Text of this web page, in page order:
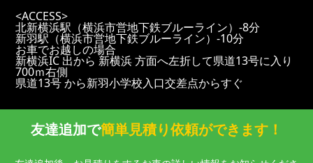
<ACCESS>
北新横浜駅（横浜市営地下鉄ブルーライン）-8分
新羽駅（横浜市営地下鉄ブルーライン）-10分
お車でお越しの場合
新横浜IC 出から 新横浜 方面へ左折して県道13号に入り
700ｍ右側
県道13号 から新羽小学校入口交差点からすぐ
友達追加で簡単見積り依頼ができます！